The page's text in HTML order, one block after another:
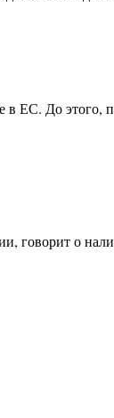
в ЕС. До этого,
говорит о